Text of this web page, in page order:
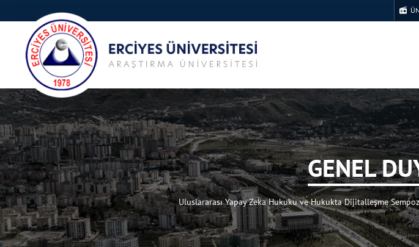
GENEL
Uluslararası Yapay Zeka Hukuku ve Hukukta Dijitalleşme